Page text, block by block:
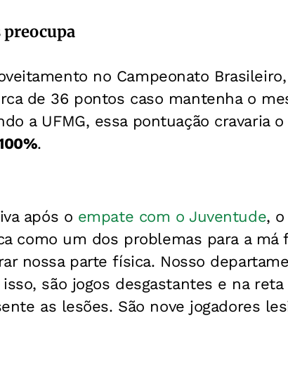
preocupa
no Campeonato
de 36 pontos caso mantenha o
a UFMG, essa pontuação cravaria
.
após o empate com o Juventude,
como um dos problemas para a má
nossa parte física. Nosso
são jogos desgastantes e na
as lesões. São nove jogadores